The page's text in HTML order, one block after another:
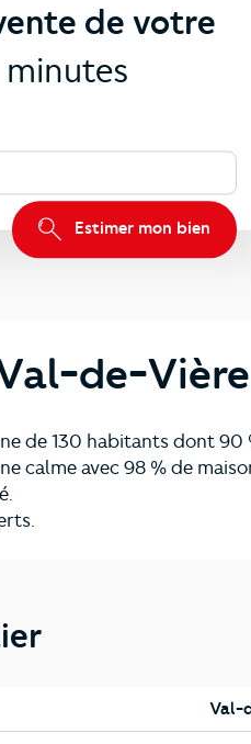
de votre
Estimer mon bien
de-
de 130 habitants dont
calme avec 98 % de
Val-